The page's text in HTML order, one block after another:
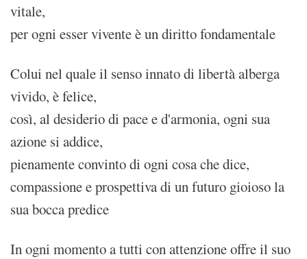
vitale,
per ogni esser vivente è un diritto fondamentale
Colui nel quale il senso innato di libertà alberga
vivido, è felice,
così, al desiderio di​ pace e d'armonia, ogni sua
azione si addice,
pienamente convinto di ogni cosa che dice,
compassione e prospettiva di un futuro gioioso la
sua bocca predice
In ogni momento a tutti con attenzione offre il suo